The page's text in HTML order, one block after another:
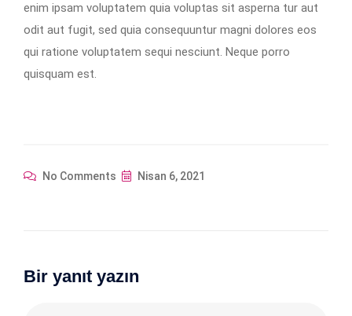
enim ipsam voluptatem quia voluptas sit asperna tur aut
odit aut fugit, sed quia consequuntur magni dolores eos
qui ratione voluptatem sequi nesciunt. Neque porro
quisquam est.
No Comments Nisan 6, 2021
Bir yanıt yazın